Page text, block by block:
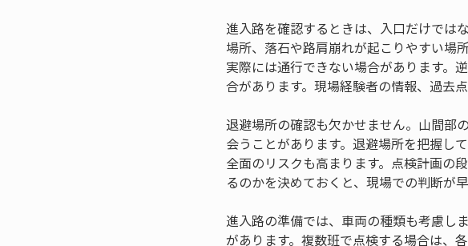
進入路を確認するときは、入口だけでは
場所、落石や路肩崩れが起こりやすい場
実際には通行できない場合があります。
合があります。現場経験者の情報、過去
退避場所の確認も欠かせません。山間部
会うことがあります。退避場所を把握し
全面のリスクも高まります。点検計画の
るのかを決めておくと、現場での判断が早
進入路の準備では、車両の種類も考慮し
があります。複数班で点検する場合は、